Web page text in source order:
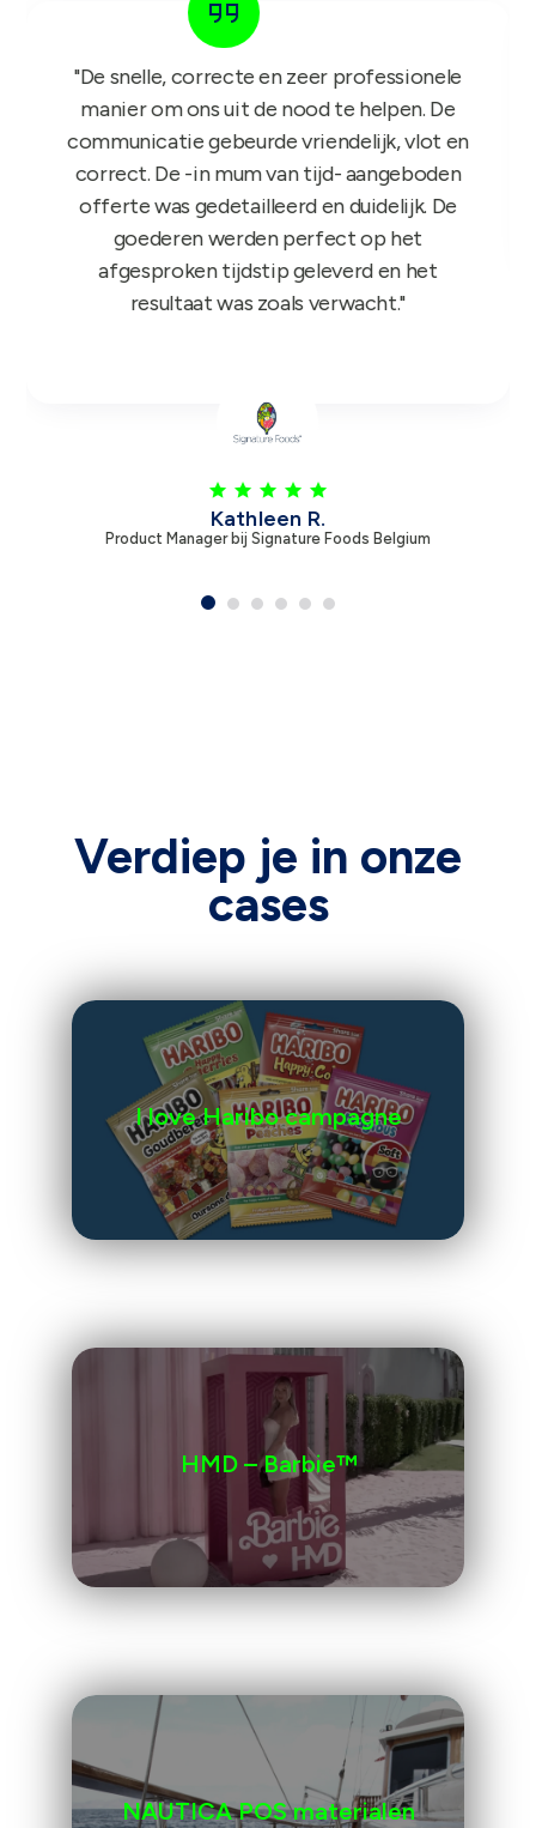
Product Manager bij Zambon
"Het GIFT FOR KIDS project is een succes in
de roos! Onze reps zijn er nu sinds maandag
mee aan de slag en niets dan lovende
feedback dus nogmaals bedankt!"
Verdiep je in onze
cases
I love Haribo campagne
HMD – Barbie™️
NAUTICA POS materialen